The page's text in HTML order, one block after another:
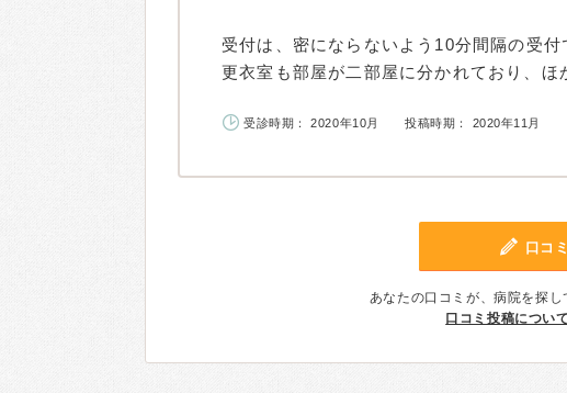
受付は、密にならないよう10分間隔の受付
更衣室も部屋が二部屋に分かれており、ほ
受診時期： 2020年10月 投稿時期： 2020年11月
口コ
あなたの口コミが、病院を探し
口コミ投稿につい